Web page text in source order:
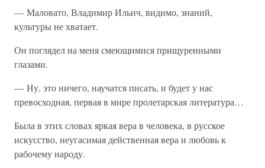
— Маловато, Владимир Ильич, видимо, знаний,
культуры не хватает.
Он поглядел на меня смеющимися прищуренными
глазами.
— Ну, это ничего, научатся писать, и будет у нас
превосходная, первая в мире пролетарская литература…
Была в этих словах яркая вера в человека, в русское
искусство, неугасимая действенная вера и любовь к
рабочему народу.